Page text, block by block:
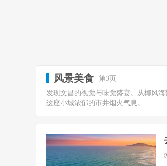
风景美食
第3页
发现文昌的视觉与味觉盛宴。从椰风
这座小城浓郁的市井烟火气息。